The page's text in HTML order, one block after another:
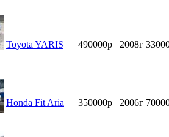
Toyota YARIS 490000р 2008г
Honda Fit Aria 350000р 2006г